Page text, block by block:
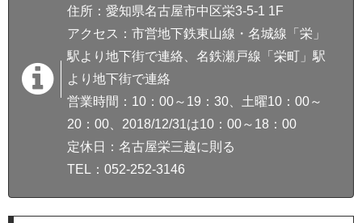
住所：愛知県名古屋市中区栄3-5-1 1F
アクセス：市営地下鉄東山線・名城線「栄」
駅より地下街で連絡、名鉄瀬戸線「栄町」駅
より地下街で連絡
営業時間：10：00～19：30、土曜10：00～
20：00、2018/12/31は10：00～18：00
定休日：名古屋栄三越に則る
TEL：052-252-3146